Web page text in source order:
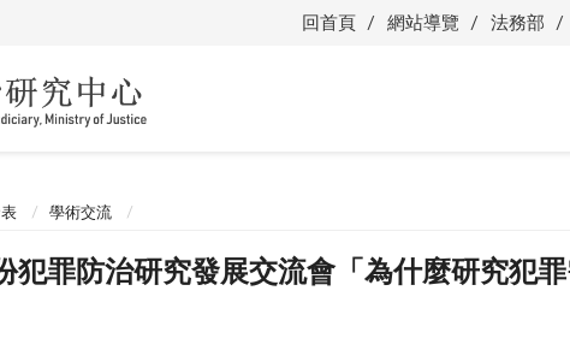
回首頁 網站導覽 法務部
學術交流
犯罪防治研究發展交流會「為什麼研究犯罪